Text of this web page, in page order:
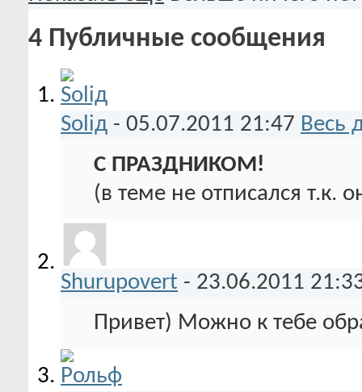
4 Публичные сообщения
Soliд - 05.07.2011 21:47 Весь
С ПРАЗДНИКОМ!
(в теме не отписался т.к.
Shurupovert - 23.06.2011
Привет) Можно к тебе